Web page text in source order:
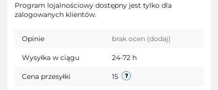
Program lojalnościowy dostępny jest tylko dla
zalogowanych klientów.
Opinie brak ocen (dodaj)
Wysyłka w ciągu 24-72 h
Cena przesyłki 15